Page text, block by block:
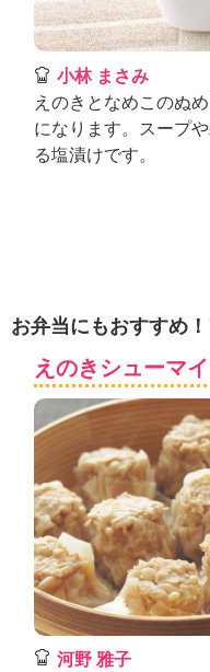
小林 まさみ
えのきとなめこのぬ
になります。スープ
る塩漬けです。
お弁当にもおすすめ
えのきシューマイ
河野 雅子